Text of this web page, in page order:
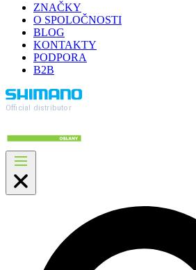
ZNAČKY
O SPOLOČNOSTI
BLOG
KONTAKTY
PODPORA
B2B
Official distributor